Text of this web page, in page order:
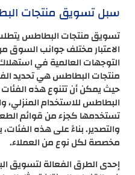
سبل تسويق منتجات
تسويق منتجات البطاطس
الاعتبار مختلف جوانب السوق
التوجهات العالمية في
منتجات البطاطس هي تحديد
حيث يمكن أن تتنوع هذه الفئات
البطاطس للاستخدام المنزلي،
تستخدمها كجزء من قوائم
والتصدير. بناءً على هذه
مخصصة لكل نوع من العملاء.
إحدى الطرق الفعالة لتسويق